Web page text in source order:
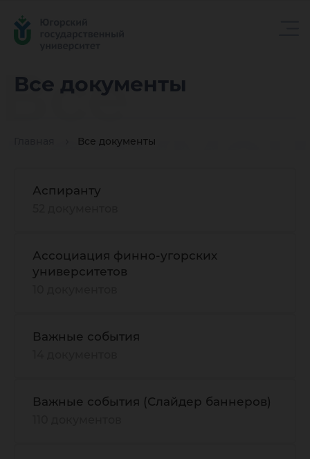
Все документы
Все документы
Все
Аспиранту
Ассоциация финно-угорских
университетов
Важные события
Важные события (Слайдер баннеров)